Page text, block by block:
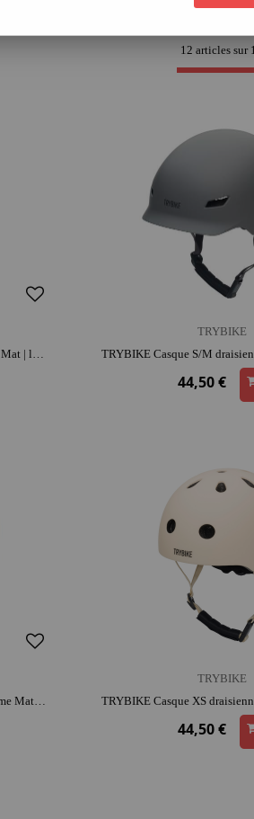
de tête et les différents casques
adaptés au tour
12 articles sur
TRYBIKE Casque XS draisienne - Rose Mat | look rétro | adapté aux petites têtes | apprentissage de l'équilibre
TRYBIKE
44,50 €
TRYBIKE Casque S/M draisienne - Crème Mat | look rétro | adapté aux petites têtes | apprentissage de l'équilibre
TRYBIKE
44,50 €